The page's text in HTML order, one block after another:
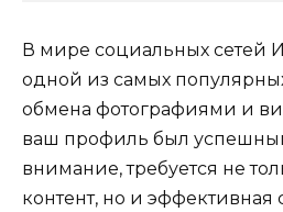
В мире социальных сетей
одной из самых
обмена фотографиями и
ваш профиль был
внимание, требуется не
контент, но и эффективная